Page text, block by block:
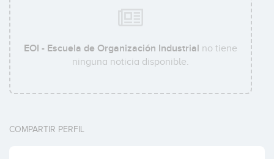
EOI - Escuela de Organización Industrial no tiene
ninguna noticia disponible.
COMPARTIR PERFIL